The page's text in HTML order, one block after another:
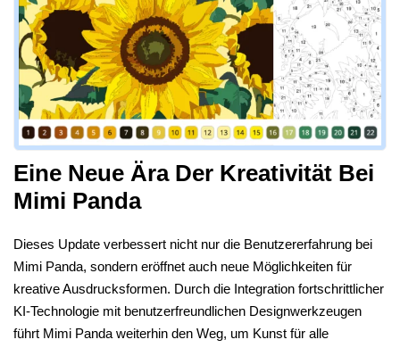
Eine Neue Ära Der Kreativität Bei
Mimi Panda
Dieses Update verbessert nicht nur die Benutzererfahrung bei
Mimi Panda, sondern eröffnet auch neue Möglichkeiten für
kreative Ausdrucksformen. Durch die Integration fortschrittlicher
KI-Technologie mit benutzerfreundlichen Designwerkzeugen
führt Mimi Panda weiterhin den Weg, um Kunst für alle